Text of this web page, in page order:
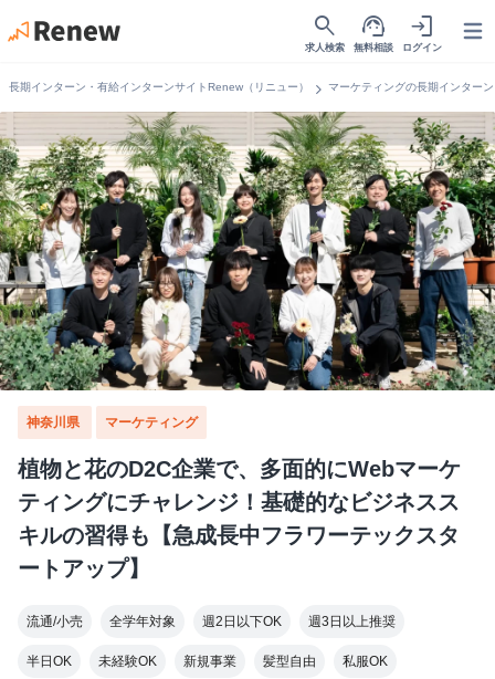
search
求人検索
support_agent
無料相談
login
ログイン
長期インターン・有給インターンサイトRenew（リニュー） chevron_right マーケティングの長期インター
神奈川県 マーケティング
植物と花のD2C企業で、多面的にWebマーケ
ティングにチャレンジ！基礎的なビジネスス
キルの習得も【急成長中フラワーテックスタ
ートアップ】
流通/小売 全学年対象 週2日以下OK 週3日以上推奨
半日OK 未経験OK 新規事業 髪型自由 私服OK